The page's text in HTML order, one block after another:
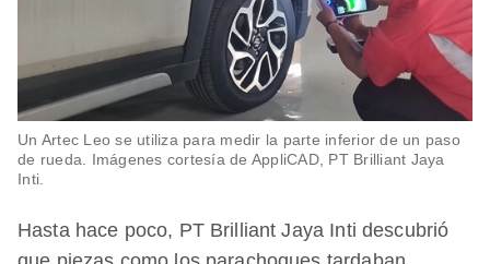
Un Artec Leo se utiliza para medir la parte inferior de un paso
de rueda. Imágenes cortesía de AppliCAD, PT Brilliant Jaya
Inti.
Hasta hace poco, PT Brilliant Jaya Inti descubrió